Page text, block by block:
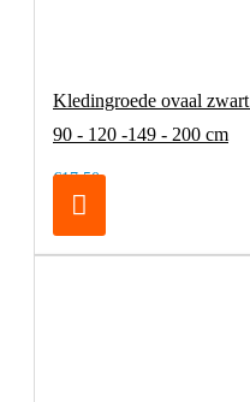
Kledingroede ovaal
90 - 120 -149 - 200 cm
€17,50